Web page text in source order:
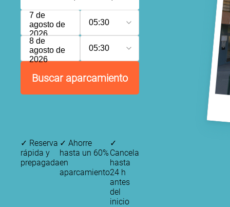
7 de
agosto de
2026
05:30
8 de
agosto de
2026
05:30
Buscar aparcamiento
✓ Reserva
rápida y
prepagada
✓ Ahorre
hasta un 60%
en
aparcamiento
✓
Cancela
hasta
24 h
antes
del
inicio